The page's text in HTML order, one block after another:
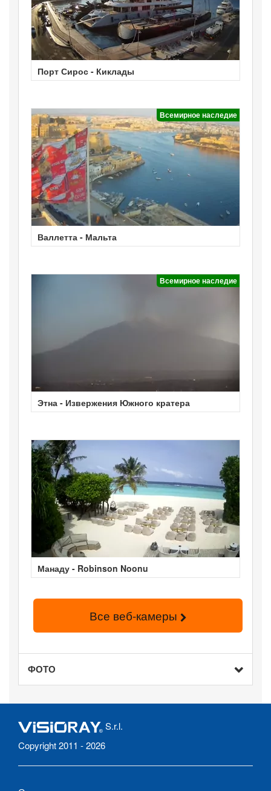
Порт Сирос - Киклады
Всемирное наследие
Валлетта - Мальта
Всемирное наследие
Этна - Извержения Южного кратера
Манаду - Robinson Noonu
Все веб-камеры
ФОТО
S.r.l.
Copyright 2011 - 2026